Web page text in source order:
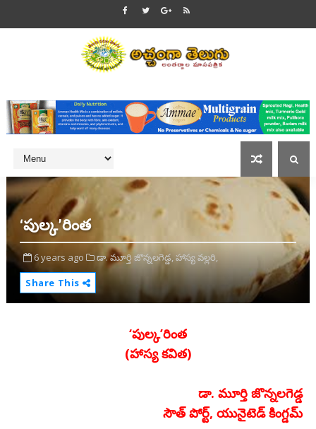
‘పుల్క’రింత
6 years ago డా. మూర్తి జొన్నలగెడ్డ,హాస్య వల్లరి,
Share This
‘పుల్క’రింత
(హాస్య కవిత)
డా. మూర్తి జొన్నలగెడ్డ
సౌత్ పోర్ట్, యునైటెడ్ కింగ్డమ్